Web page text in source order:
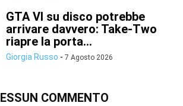
GTA VI su disco potrebbe
arrivare davvero: Take-Two
riapre la porta...
Giorgia Russo - 7 Agosto 2026
COMMENTO